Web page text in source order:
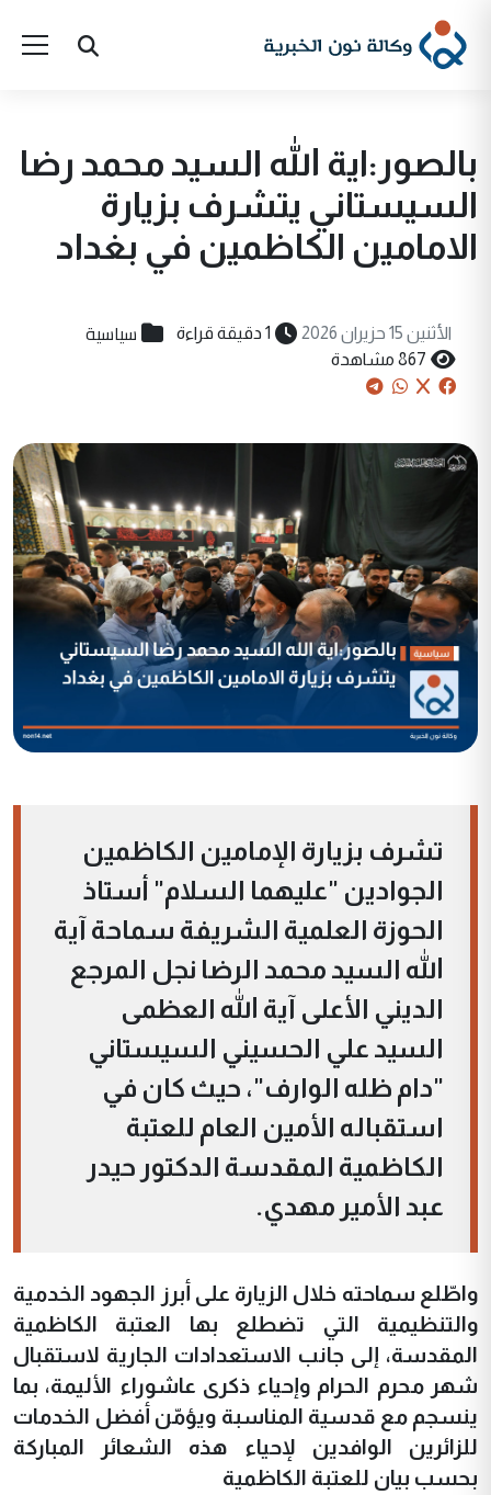
بالصور:اية الله السيد محمد رضا
السيستاني يتشرف بزيارة
الامامين الكاظمين في بغداد
الأثنين 15 حزيران 2026 1 دقيقة قراءة سياسية
867 مشاهدة
تشرف بزيارة الإمامين الكاظمين
الجوادين "عليهما السلام" أستاذ
الحوزة العلمية الشريفة سماحة آية
الله السيد محمد الرضا نجل المرجع
الديني الأعلى آية الله العظمى
السيد علي الحسيني السيستاني
"دام ظله الوارف"، حيث كان في
استقباله الأمين العام للعتبة
الكاظمية المقدسة الدكتور حيدر
عبد الأمير مهدي.
واطّلع سماحته خلال الزيارة على أبرز الجهود الخدمية
والتنظيمية التي تضطلع بها العتبة الكاظمية
المقدسة، إلى جانب الاستعدادات الجارية لاستقبال
شهر محرم الحرام وإحياء ذكرى عاشوراء الأليمة، بما
ينسجم مع قدسية المناسبة ويؤمّن أفضل الخدمات
للزائرين الوافدين لإحياء هذه الشعائر المباركة
بحسب بيان للعتبة الكاظمية